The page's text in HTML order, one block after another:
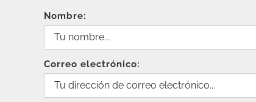
Nombre:
Correo electrónico: